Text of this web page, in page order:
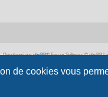
de cookies vous
Développé parphpBB® Forum Software © phpBB